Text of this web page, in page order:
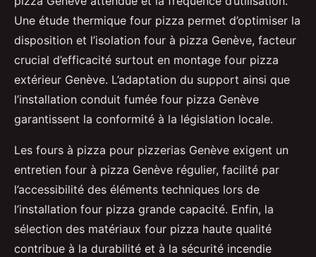
Une étude thermique four pizza permet d’optimiser la
disposition et l’isolation four à pizza Genève, facteur
crucial d’efficacité surtout en montage four pizza
extérieur Genève. L’adaptation du support ainsi que
l’installation conduit fumée four pizza Genève
garantissent la conformité à la législation locale.
Les fours à pizza pour pizzerias Genève exigent un
entretien four à pizza Genève régulier, facilité par
l’accessibilité des éléments techniques lors de
l’installation four pizza grande capacité. Enfin, la
sélection des matériaux four pizza haute qualité
contribue à la durabilité et à la sécurité incendie